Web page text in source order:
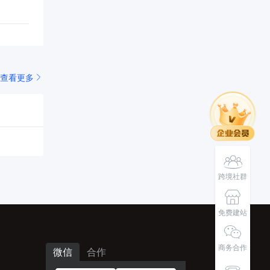
查看更多
跨境社群
免费建站
商务合作
微信 合作